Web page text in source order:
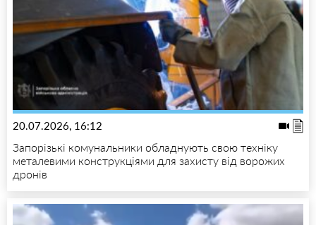
20.07.2026, 16:12
Запорізькі комунальники обладнують свою техніку
металевими конструкціями для захисту від ворожих
дронів